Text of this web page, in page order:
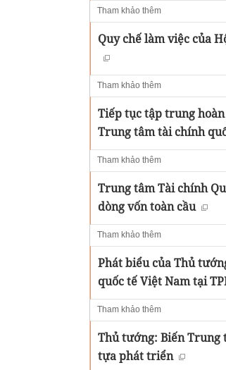
Tham khảo thêm
Quy chế làm việc của
Tham khảo thêm
Tiếp tục tập trung
Trung tâm tài chính
Tham khảo thêm
Trung tâm Tài chính
dòng vốn toàn cầu
Tham khảo thêm
Phát biểu của Thủ
quốc tế Việt Nam tại
Tham khảo thêm
Thủ tướng: Biến Trung
tựa phát triển